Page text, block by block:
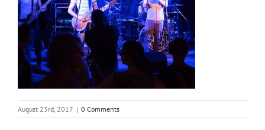
August 23rd, 2017 | 0 Comments